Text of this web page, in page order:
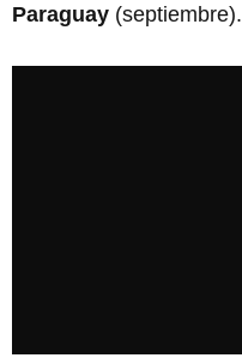
Paraguay (septiembre).